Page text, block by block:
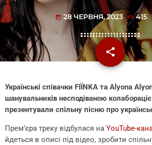
today 28 ЧЕРВНЯ, 2023 415
share
email
Українські співачки FIЇNKA та Alyona
шанувальників несподіваною
презентували спільну пісню про
Прем’єра треку відбулася на YouTube-
йдеться в описі під відео, зробити